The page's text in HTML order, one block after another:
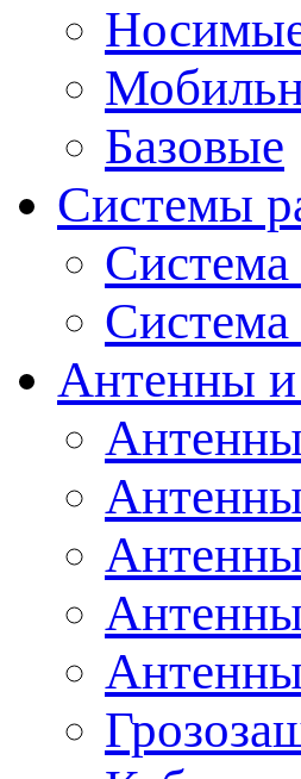
Базовые
Системы
Антенны